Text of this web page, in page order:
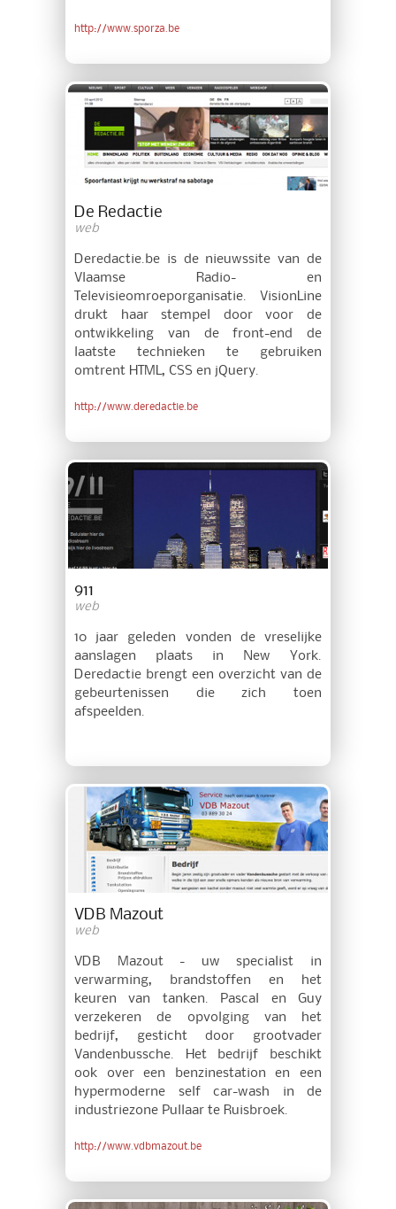
http://www.sporza.be
De Redactie
web
Deredactie.be is de nieuwssite van de
Vlaamse Radio- en
Televisieomroeporganisatie. VisionLine
drukt haar stempel door voor de
ontwikkeling van de front-end de
laatste technieken te gebruiken
omtrent HTML, CSS en jQuery.
http://www.deredactie.be
911
web
10 jaar geleden vonden de vreselijke
aanslagen plaats in New York.
Deredactie brengt een overzicht van de
gebeurtenissen die zich toen
afspeelden.
VDB Mazout
web
VDB Mazout - uw specialist in
verwarming, brandstoffen en het
keuren van tanken. Pascal en Guy
verzekeren de opvolging van het
bedrijf, gesticht door grootvader
Vandenbussche. Het bedrijf beschikt
ook over een benzinestation en een
hypermoderne self car-wash in de
industriezone Pullaar te Ruisbroek.
http://www.vdbmazout.be